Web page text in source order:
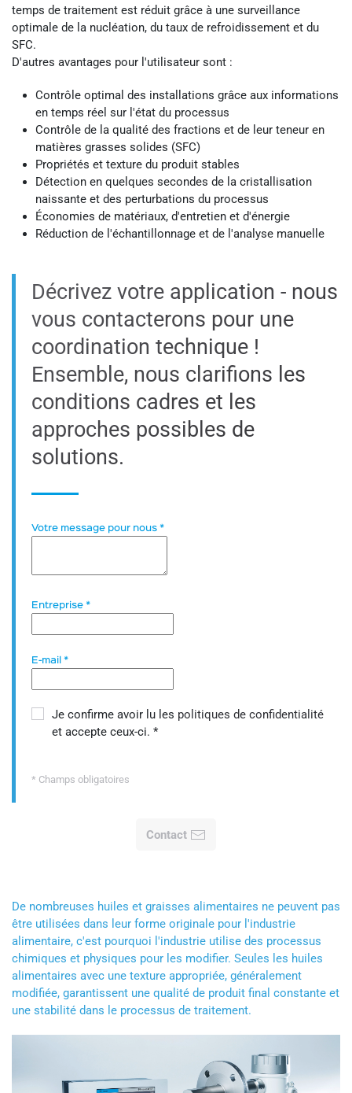
temps de traitement est réduit grâce à une surveillance
optimale de la nucléation, du taux de refroidissement et du
SFC.
D'autres avantages pour l'utilisateur sont :
Contrôle optimal des installations grâce aux informations
en temps réel sur l'état du processus
Contrôle de la qualité des fractions et de leur teneur en
matières grasses solides (SFC)
Propriétés et texture du produit stables
Détection en quelques secondes de la cristallisation
naissante et des perturbations du processus
Économies de matériaux, d'entretien et d'énergie
Réduction de l'échantillonnage et de l'analyse manuelle
Décrivez votre application - nous
vous contacterons pour une
coordination technique !
Ensemble, nous clarifions les
conditions cadres et les
approches possibles de
solutions.
Votre message pour nous *
Entreprise *
E-mail *
Je confirme avoir lu les politiques de confidentialité
et accepte ceux-ci. *
* Champs obligatoires
Contact
De nombreuses huiles et graisses alimentaires ne peuvent pas
être utilisées dans leur forme originale pour l'industrie
alimentaire, c'est pourquoi l'industrie utilise des processus
chimiques et physiques pour les modifier. Seules les huiles
alimentaires avec une texture appropriée, généralement
modifiée, garantissent une qualité de produit final constante et
une stabilité dans le processus de traitement.